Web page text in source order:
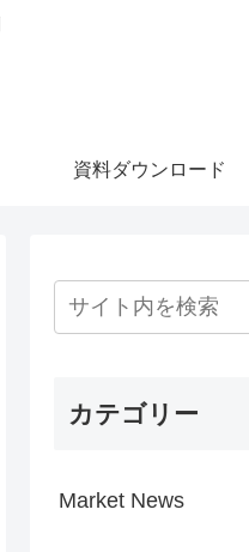
資料ダウンロード
カテゴリー
Market News